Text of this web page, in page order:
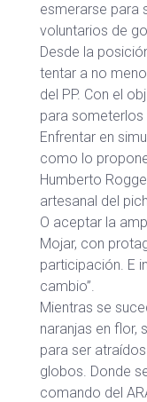
esmerarse para
voluntarios de
Desde la
tentar a no
del PP. Con el
para someterlos
Enfrentar en
como lo
Humberto
artesanal del
O aceptar la
Mojar, con
participación. E
cambio”.
Mientras se
naranjas en flor,
para ser
globos. Donde
comando del